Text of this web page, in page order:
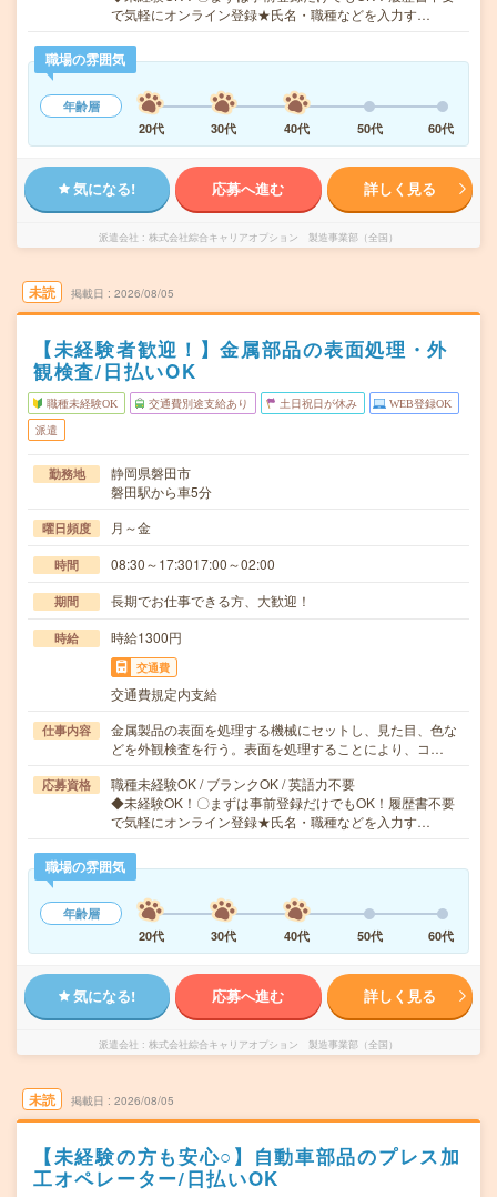
で気軽にオンライン登録★氏名・職種などを入力す…
職場の雰囲気
年齢層
20代
30代 40代 50代 60代
気になる! 応募へ進む 詳しく見る
派遣会社 株式会社綜合キャリアオプション 製造事業部（全国）
未読 掲載日 2026/08/05
【未経験者歓迎！】金属部品の表面処理・外
観検査/日払いOK
職種未経験OK 交通費別途支給あり 土日祝日が休み WEB登録OK
派遣
勤務地
静岡県磐田市
磐田駅から車5分
曜日頻度 月～金
時間 08:30～17:3017:00～02:00
期間 長期でお仕事できる方、大歓迎！
時給 時給1300円
交通費
交通費規定内支給
仕事内容
金属製品の表面を処理する機械にセットし、見た目、色な
どを外観検査を行う。表面を処理することにより、コ…
応募資格
職種未経験OK / ブランクOK / 英語力不要
◆未経験OK！〇まずは事前登録だけでもOK！履歴書不要
で気軽にオンライン登録★氏名・職種などを入力す…
職場の雰囲気
年齢層
20代
30代 40代 50代 60代
気になる! 応募へ進む 詳しく見る
派遣会社 株式会社綜合キャリアオプション 製造事業部（全国）
未読 掲載日 2026/08/05
【未経験の方も安心○】自動車部品のプレス加
工オペレーター/日払いOK